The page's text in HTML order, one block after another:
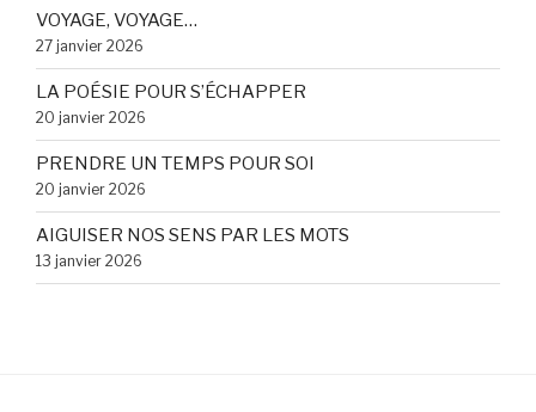
VOYAGE, VOYAGE…
27 janvier 2026
LA POÉSIE POUR S’ÉCHAPPER
20 janvier 2026
PRENDRE UN TEMPS POUR SOI
20 janvier 2026
AIGUISER NOS SENS PAR LES MOTS
13 janvier 2026